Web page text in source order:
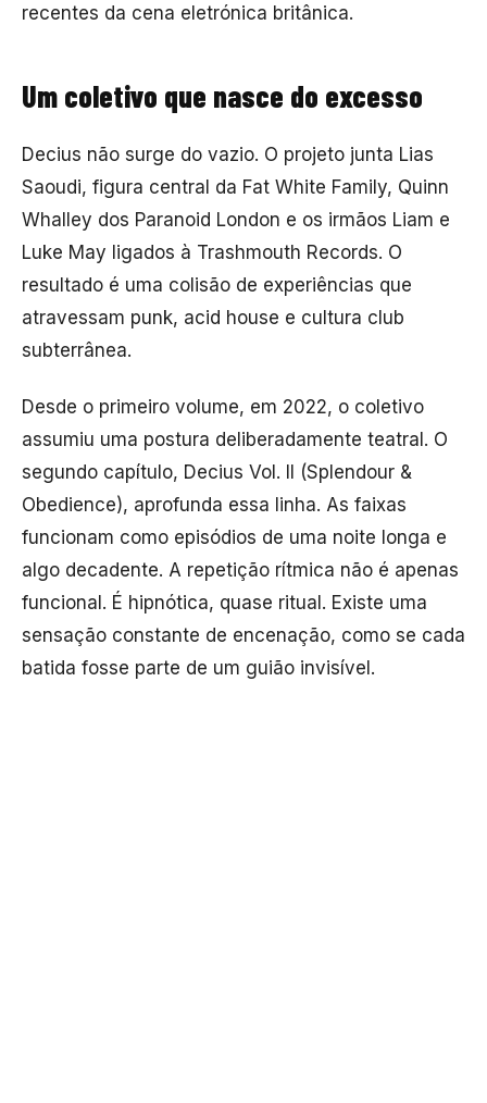
recentes da cena eletrónica britânica.
Um coletivo que nasce do excesso
Decius não surge do vazio. O projeto junta Lias
Saoudi, figura central da Fat White Family, Quinn
Whalley dos Paranoid London e os irmãos Liam e
Luke May ligados à Trashmouth Records. O
resultado é uma colisão de experiências que
atravessam punk, acid house e cultura club
subterrânea.
Desde o primeiro volume, em 2022, o coletivo
assumiu uma postura deliberadamente teatral. O
segundo capítulo, Decius Vol. II (Splendour &
Obedience), aprofunda essa linha. As faixas
funcionam como episódios de uma noite longa e
algo decadente. A repetição rítmica não é apenas
funcional. É hipnótica, quase ritual. Existe uma
sensação constante de encenação, como se cada
batida fosse parte de um guião invisível.